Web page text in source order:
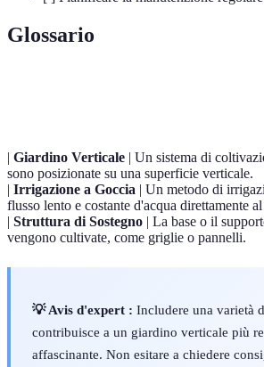
Glossario
| Giardino Verticale | Un sistema di
sono posizionate su una superficie verticale.
| Irrigazione a Goccia | Un metodo di
flusso lento e costante d'acqua direttamente
| Struttura di Sostegno | La base o il
vengono cultivate, come griglie o pannelli.
💡 Avis d'expert : Includere una varietà
contribuisce a un giardino verticale più
affascinante. Non esitare a chiedere